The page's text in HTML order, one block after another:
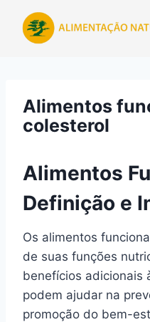
para
Alimentos
colesterol
Alimentos
Definição e
Os alimentos
de suas funções
benefícios adicionais
podem ajudar na
promoção do bem-